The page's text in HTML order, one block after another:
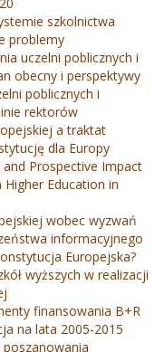
szkolnictwa
problemy
uczelni poblicznych i
obecny i perspektywy
poblicznych i
rektorów
a traktat
dla Europy
Prospective Impact
Education in
wobec wyzwań
informacyjnego
Europejska?
wyższych w realizacji
finansowania B+R
na lata 2005-2015